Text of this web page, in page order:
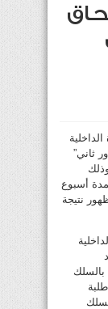
ثاني”
يوم الاثنين الموافق 30/9/2013 ولمدة أسبوع
نتيجة